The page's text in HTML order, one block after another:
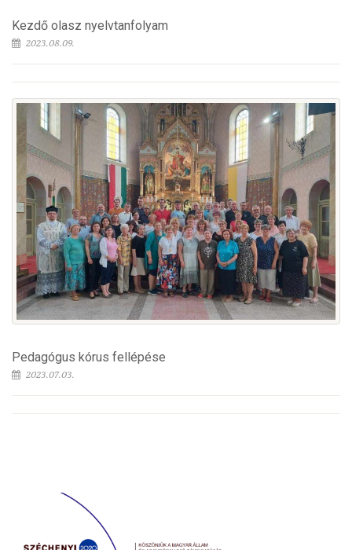
Kezdő olasz nyelvtanfolyam
2023.08.09.
Pedagógus kórus fellépése
2023.07.03.